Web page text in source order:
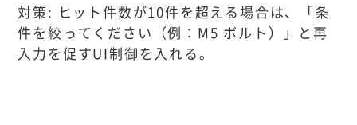
対策: ヒット件数が10件を超える場合は、「条
件を絞ってください（例：M5 ボルト）」と再
入力を促すUI制御を入れる。